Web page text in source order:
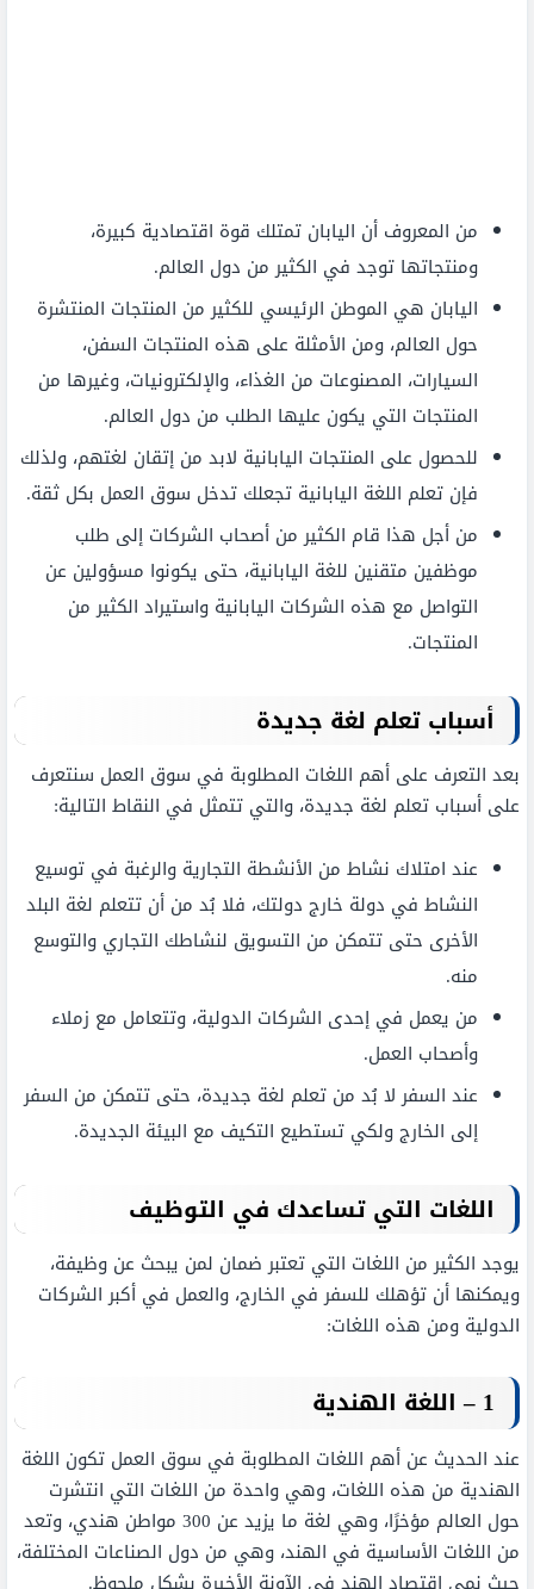
من المعروف أن اليابان تمتلك قوة اقتصادية كبيرة،
ومنتجاتها توجد في الكثير من دول العالم.
اليابان هي الموطن الرئيسي للكثير من المنتجات المنتشرة
حول العالم، ومن الأمثلة على هذه المنتجات السفن،
السيارات، المصنوعات من الغذاء، والإلكترونيات، وغيرها من
المنتجات التي يكون عليها الطلب من دول العالم.
للحصول على المنتجات اليابانية لابد من إتقان لغتهم، ولذلك
فإن تعلم اللغة اليابانية تجعلك تدخل سوق العمل بكل ثقة.
من أجل هذا قام الكثير من أصحاب الشركات إلى طلب
موظفين متقنين للغة اليابانية، حتى يكونوا مسؤولين عن
التواصل مع هذه الشركات اليابانية واستيراد الكثير من
المنتجات.
أسباب تعلم لغة جديدة
بعد التعرف على أهم اللغات المطلوبة في سوق العمل سنتعرف
على أسباب تعلم لغة جديدة، والتي تتمثل في النقاط التالية:
عند امتلاك نشاط من الأنشطة التجارية والرغبة في توسيع
النشاط في دولة خارج دولتك، فلا بُد من أن تتعلم لغة البلد
الأخرى حتى تتمكن من التسويق لنشاطك التجاري والتوسع
منه.
من يعمل في إحدى الشركات الدولية، وتتعامل مع زملاء
وأصحاب العمل.
عند السفر لا بُد من تعلم لغة جديدة، حتى تتمكن من السفر
إلى الخارج ولكي تستطيع التكيف مع البيئة الجديدة.
اللغات التي تساعدك في التوظيف
يوجد الكثير من اللغات التي تعتبر ضمان لمن يبحث عن وظيفة،
ويمكنها أن تؤهلك للسفر في الخارج، والعمل في أكبر الشركات
الدولية ومن هذه اللغات:
1 – اللغة الهندية
عند الحديث عن أهم اللغات المطلوبة في سوق العمل تكون اللغة
الهندية من هذه اللغات، وهي واحدة من اللغات التي انتشرت
حول العالم مؤخرًا، وهي لغة ما يزيد عن 300 مواطن هندي، وتعد
من اللغات الأساسية في الهند، وهي من دول الصناعات المختلفة،